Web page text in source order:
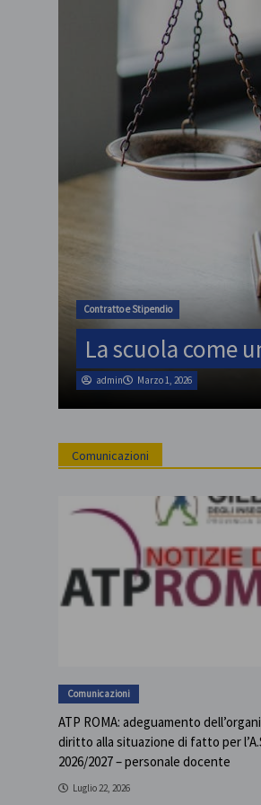
Comunicazioni
Comunicazioni
ATP ROMA: adeguamento
diritto alla situazione di fatto per
2026/2027 – personale docente
Luglio 22, 2026